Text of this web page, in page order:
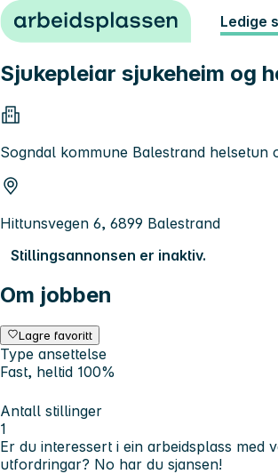
Hopp til innhold Ledige
Sjukepleiar sjukeheim og
Sogndal kommune Balestrand helsetun
Hittunsvegen 6, 6899 Balestrand
Stillingsannonsen er inaktiv.
Om jobben
Lagre favoritt
Type ansettelse
Fast, heltid 100%
Antall stillinger
1
Er du interessert i ein arbeidsplass med
utfordringar? No har du sjansen!